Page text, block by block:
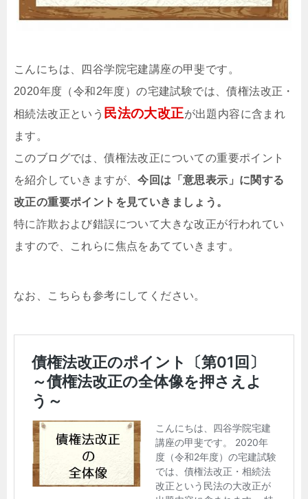
こんにちは、四谷学院宅建講座の甲斐です。
2020年度（令和2年度）の宅建試験では、債権法改正・
相続法改正という 民法の大改正が出題内容に含まれ
ます。
このブログでは、債権法改正についての重要ポイント
を紹介していきますが、今回は「意思表示」に関する
改正の重要ポイントを見ていきましょう。
特に詐欺および錯誤について大きな改正が行われてい
ますので、これらに焦点をあてていきます。
なお、こちらも参考にしてください。